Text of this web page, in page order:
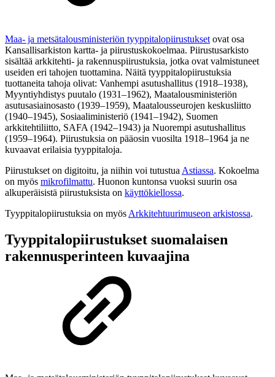
Maa- ja metsätalousministeriön tyyppitalopiirustukset ovat osa
Kansallisarkiston kartta- ja piirustuskokoelmaa. Piirustusarkisto
sisältää arkkitehti- ja rakennuspiirustuksia, jotka ovat valmistuneet
useiden eri tahojen tuottamina. Näitä tyyppitalopiirustuksia
tuottaneita tahoja olivat: Vanhempi asutushallitus (1918–1938),
Myyntiyhdistys puutalo (1931–1962), Maatalousministeriön
asutusasiainosasto (1939–1959), Maatalousseurojen keskusliitto
(1940–1945), Sosiaaliministeriö (1941–1942), Suomen
arkkitehtiliitto, SAFA (1942–1943) ja Nuorempi asutushallitus
(1959–1964). Piirustuksia on pääosin vuosilta 1918–1964 ja ne
kuvaavat erilaisia tyyppitaloja.
Piirustukset on digitoitu, ja niihin voi tutustua Astiassa. Kokoelma
on myös mikrofilmattu. Huonon kuntonsa vuoksi suurin osa
alkuperäisistä piirustuksista on käyttökiellossa.
Tyyppitalopiirustuksia on myös Arkkitehtuurimuseon arkistossa.
Tyyppitalopiirustukset suomalaisen
rakennusperinteen kuvaajina